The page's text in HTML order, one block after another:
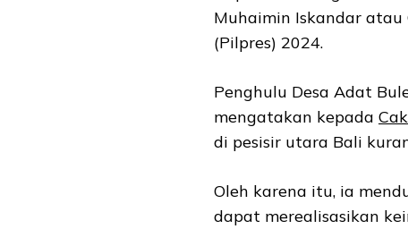
Muhaimin Iskandar atau
(Pilpres) 2024.
Penghulu Desa Adat
mengatakan kepada
di pesisir utara Bali
Oleh karena itu, ia
dapat merealisasikan